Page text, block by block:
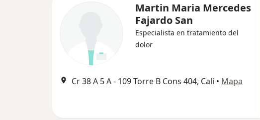
Martin Maria Mercedes
Fajardo San
Especialista en tratamiento del
dolor
Cr 38 A 5 A - 109 Torre B Cons 404, Cali • Mapa